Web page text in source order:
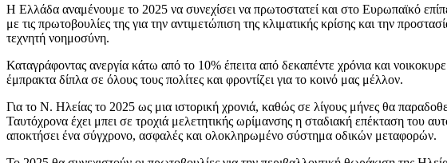
Η Ελλάδα αναμένουμε το 2025 να συνεχίσει να πρωτοστατεί και στο Ευρωπαϊκό
με τις πρωτοβουλίες της για την αντιμετώπιση της κλιματικής κρίσης και την
τεχνητή νοημοσύνη.
Καταγράφοντας ανεργία κάτω από το 10% έπειτα από δεκαπέντε χρόνια και
έμπρακτα δίπλα σε όλους τους πολίτες και φροντίζει για το κοινό μας μέλλον.
Για το Ν. Ηλείας το 2025 ως μια ιστορική χρονιά, καθώς σε λίγους μήνες θα
Ταυτόχρονα έχει μπει σε τροχιά μελετητικής ωρίμανσης η σταδιακή επέκταση
αποκτήσει ένα σύγχρονο, ασφαλές και ολοκληρωμένο σύστημα οδικών μεταφορών.